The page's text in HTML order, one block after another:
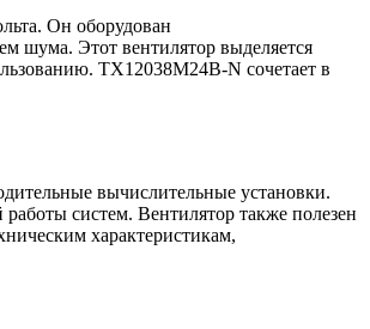
Он оборудован
шума. Этот вентилятор выделяется
TX12038M24B-N сочетает в
вычислительные установки.
систем. Вентилятор также полезен
характеристикам,